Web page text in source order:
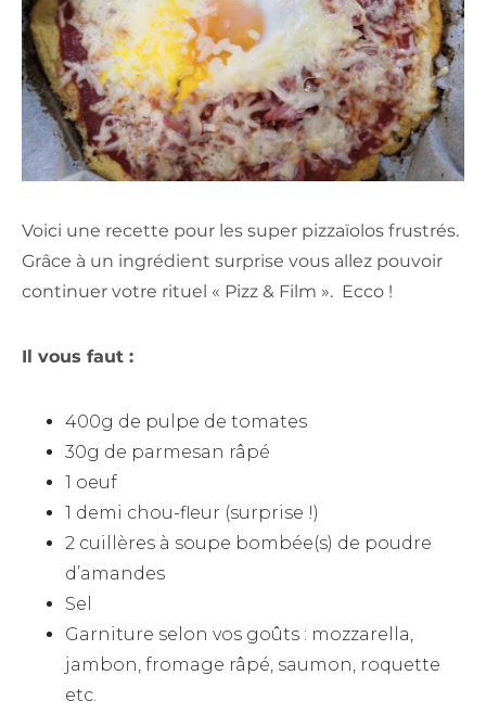
Voici une recette pour les super pizzaïolos frustrés.
Grâce à un ingrédient surprise vous allez pouvoir
continuer votre rituel « Pizz & Film ». Ecco !
Il vous faut :
400g de pulpe de tomates
30g de parmesan râpé
1 oeuf
1 demi chou-fleur (surprise !)
2 cuillères à soupe bombée(s) de poudre
d’amandes
Sel
Garniture selon vos goûts : mozzarella,
jambon, fromage râpé, saumon, roquette
etc.